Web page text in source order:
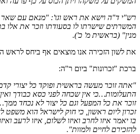
רש"י ד"ה וישא את ראש וגו': "מנאם עם שאר
המשרתים שישרתו לו בסעודתו וזכר את אלו
מנין" (בראשית מ' כ').
את לשון הזכירה אנו מוצאים אף ביחס לראש
ברכת "זכרונות" ביום ר"ה:
"אתה זוכר מעשה בראשית ופוקד כל יצורי קדם,
התעלומות…כי אין שכחה לפני כסא כבודך
זוכר את כל המפעל וגם כל יצור לא נכחד
זכרון ליום ראשון, כי חוק לישראל הוא משפט
בו יאמר איזו לחרב ואיזו לשלום, איזו לרעב
להזכירם לחיים ולמוות".